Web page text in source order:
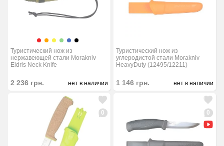
Туристический нож из
нержавеющей стали Morakniv
Eldris Neck Knife
2 236 грн. нет в наличии
Туристический нож из
углеродистой стали Morakniv
HeavyDuty (12495/12211)
1 146 грн. нет в наличии
0 0